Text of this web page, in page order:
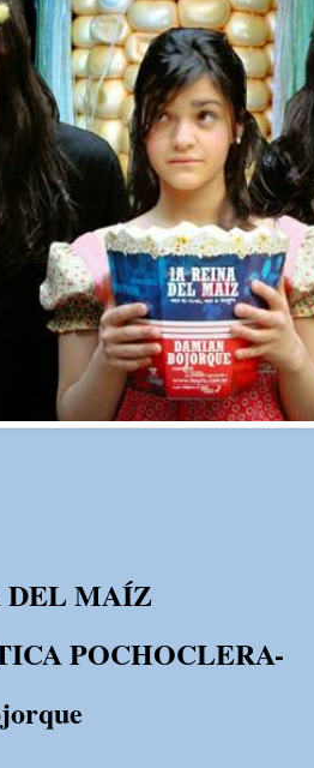
DEL MAÍZ
POCHOCLERA-